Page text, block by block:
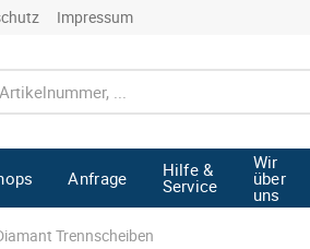
Impressum
Anfrage Hilfe &
Service
Wir
über
uns
Trennscheiben